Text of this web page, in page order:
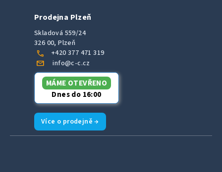
Prodejna Plzeň
Skladová 559/24
326 00, Plzeň
call +420 377 471 319
mail info@c-c.cz
MÁME OTEVŘENO
Dnes do 16:00
Více o prodejně →